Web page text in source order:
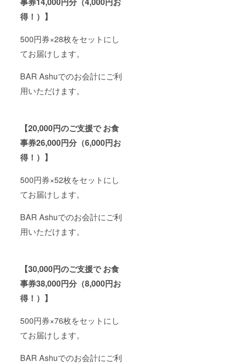
得！）】
500円券×28枚をセットにし
てお届けします。
BAR Ashuでのお会計にご利
用いただけます。
【20,000円のご支援で お食
事券26,000円分（6,000円お
得！）】
500円券×52枚をセットにし
てお届けします。
BAR Ashuでのお会計にご利
用いただけます。
【30,000円のご支援で お食
事券38,000円分（8,000円お
得！）】
500円券×76枚をセットにし
てお届けします。
BAR Ashuでのお会計にご利